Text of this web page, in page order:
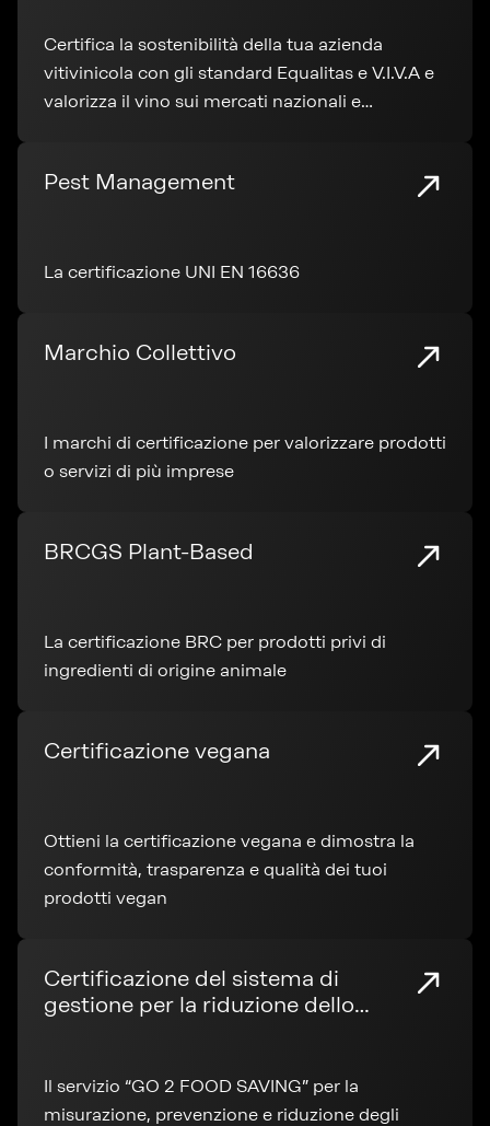
Certifica la sostenibilità della tua azienda
vitivinicola con gli standard Equalitas e V.I.V.A e
valorizza il vino sui mercati nazionali e
Pest Management
La certificazione UNI EN 16636
Marchio Collettivo
I marchi di certificazione per valorizzare prodotti
o servizi di più imprese
BRCGS Plant-Based
La certificazione BRC per prodotti privi di
ingredienti di origine animale
Certificazione vegana
Ottieni la certificazione vegana e dimostra la
conformità, trasparenza e qualità dei tuoi
prodotti vegan
Certificazione del sistema di
gestione per la riduzione dello
Il servizio “GO 2 FOOD SAVING” per la
misurazione, prevenzione e riduzione degli